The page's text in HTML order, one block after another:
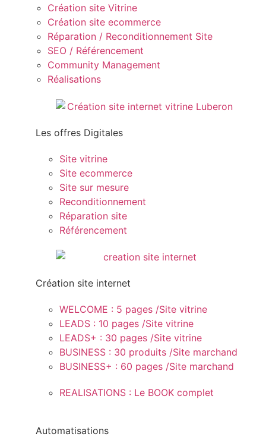
Création site Vitrine
Création site ecommerce
Réparation / Reconditionnement Site
SEO / Référencement
Community Management
Réalisations
Les offres Digitales
Site vitrine
Site ecommerce
Site sur mesure
Reconditionnement
Réparation site
Référencement
Création site internet
WELCOME : 5 pages /Site vitrine
LEADS : 10 pages /Site vitrine
LEADS+ : 30 pages /Site vitrine
BUSINESS : 30 produits /Site marchand
BUSINESS+ : 60 pages /Site marchand
REALISATIONS : Le BOOK complet
Automatisations